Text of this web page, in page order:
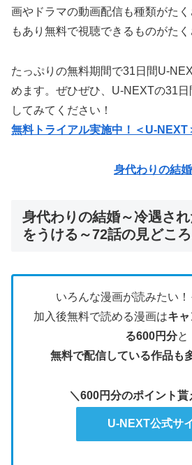
画やドラマの動画配信も種類がた
もあり無料で視聴できるものがたく
たっぷりの無料期間で31日間U-
めます。ぜひぜひ、U-NEXTの31
してみてください！
無料トライアル実施中！＜U-NEXT
身代わりの結
身代わりの結婚～冷遇さ
をうける～72話の見どこ
いろんな漫画が読みたい
加入後無料で読める漫画はキ
る600円分と
無料で配信している作品も
＼600円分のポイント貰
U-NEXT公式サ